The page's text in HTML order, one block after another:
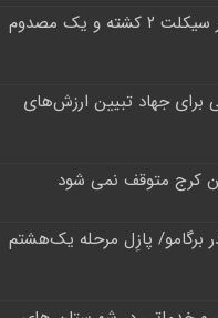
تصادف ۲ موتور سیکلت ۲ کشته و یک مصدوم
برای جهاد تبیین ارزش‌های
کرج متوقف نمی شود
برگامو/ پازِل‌ مرحله یک‌هشتم‌